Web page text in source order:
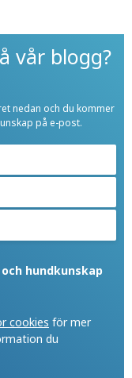
vår blogg?
nedan och du kommer
på e-post.
hundkunskap
cookies för mer
du